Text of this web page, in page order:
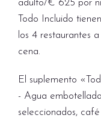
cuentan con
modernas, así
detalle está
expectativas
máxima 3
disfrutan de
premium.
alojamiento.
pensión
adulto/€ 625 por
Todo Incluido
los 4 restaurantes
cena.
El suplemento
- Agua
seleccionados,